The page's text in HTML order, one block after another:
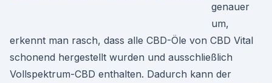
genauer
um,
erkennt man rasch, dass alle CBD-Öle von CBD Vital
schonend hergestellt wurden und ausschließlich
Vollspektrum-CBD enthalten. Dadurch kann der